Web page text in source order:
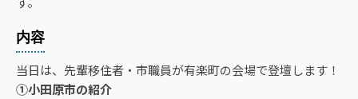
内容
当日は、先輩移住者・市職員が有楽町の会場で登壇します！
①小田原市の紹介